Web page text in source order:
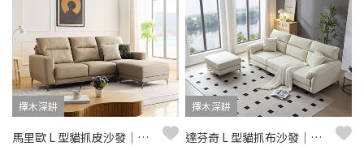
擇木深耕
馬里歐 L 型貓抓皮沙發｜比利時貓抓皮 × 移動式腳椅 × 防潑水耐刮 – 擇木深耕
擇木深耕
達芬奇 L 型貓抓布沙發｜比利時貓抓布 × 高密度彈力棉坐墊 × 十年骨架保固 – 擇木深耕系列